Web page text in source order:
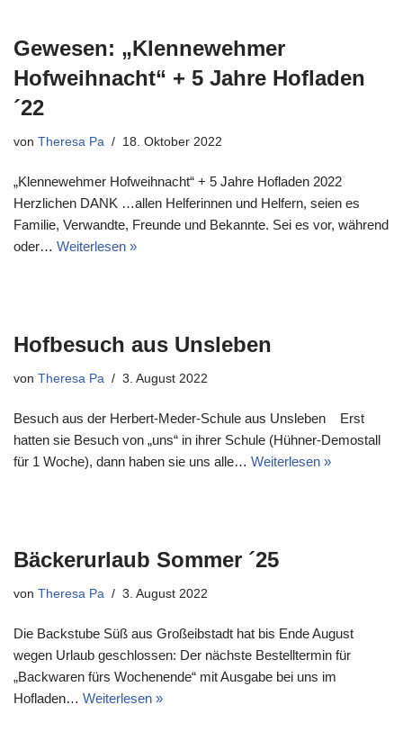
Gewesen: „Klennewehmer
Hofweihnacht“ + 5 Jahre Hofladen
´22
von Theresa Pa 18. Oktober 2022
„Klennewehmer Hofweihnacht“ + 5 Jahre Hofladen 2022
Herzlichen DANK …allen Helferinnen und Helfern, seien es
Familie, Verwandte, Freunde und Bekannte. Sei es vor, während
oder… Weiterlesen »
Hofbesuch aus Unsleben
von Theresa Pa 3. August 2022
Besuch aus der Herbert-Meder-Schule aus Unsleben Erst
hatten sie Besuch von „uns“ in ihrer Schule (Hühner-Demostall
für 1 Woche), dann haben sie uns alle… Weiterlesen »
Bäckerurlaub Sommer ´25
von Theresa Pa 3. August 2022
Die Backstube Süß aus Großeibstadt hat bis Ende August
wegen Urlaub geschlossen: Der nächste Bestelltermin für
„Backwaren fürs Wochenende“ mit Ausgabe bei uns im
Hofladen… Weiterlesen »